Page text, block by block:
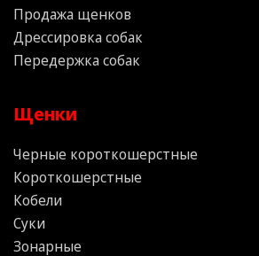
Продажа щенков
Дрессировка собак
Передержка собак
Щенки
Черные короткошерстные
Короткошерстные
Кобели
Суки
Зонарные